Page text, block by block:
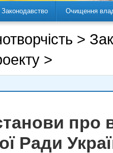
Законодавство Очищення
>
>
про
Ради